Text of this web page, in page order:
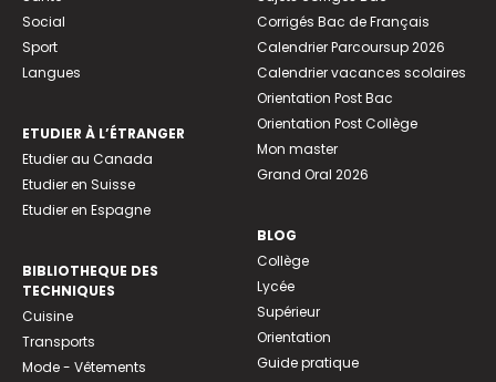
Social
Sport
Langues
ETUDIER À L’ÉTRANGER
Etudier au Canada
Etudier en Suisse
Etudier en Espagne
BIBLIOTHEQUE DES
TECHNIQUES
Cuisine
Transports
Mode - Vêtements
Corrigés Bac de Français
Calendrier Parcoursup 2026
Calendrier vacances scolaires
Orientation Post Bac
Orientation Post Collège
Mon master
Grand Oral 2026
BLOG
Collège
Lycée
Supérieur
Orientation
Guide pratique